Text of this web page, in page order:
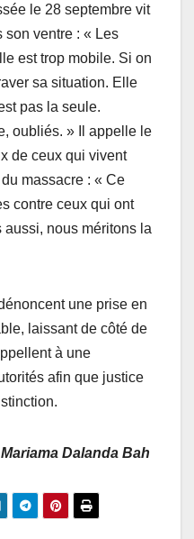
le 28 septembre vit
son ventre : « Les
est trop mobile. Si on
sa situation. Elle
pas la seule.
oubliés. » Il appelle le
de ceux qui vivent
massacre : « Ce
contre ceux qui ont
nous méritons la
une prise en
laissant de côté de
à une
afin que justice
Mariama Dalanda Bah